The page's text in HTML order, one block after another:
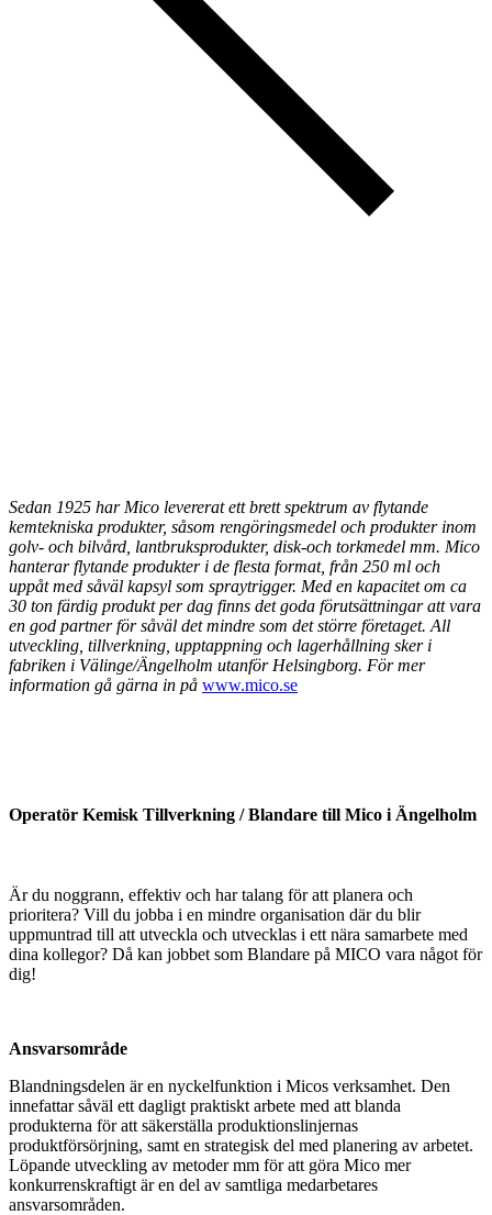
Sedan 1925 har Mico levererat ett brett spektrum av flytande
kemtekniska produkter, såsom rengöringsmedel och produkter inom
golv- och bilvård, lantbruksprodukter, disk-och torkmedel mm. Mico
hanterar flytande produkter i de flesta format, från 250 ml och
uppåt med såväl kapsyl som spraytrigger. Med en kapacitet om ca
30 ton färdig produkt per dag finns det goda förutsättningar att vara
en god partner för såväl det mindre som det större företaget. All
utveckling, tillverkning, upptappning och lagerhållning sker i
fabriken i Välinge/Ängelholm utanför Helsingborg. För mer
information gå gärna in på www.mico.se
Operatör Kemisk Tillverkning / Blandare till Mico i Ängelholm
Är du noggrann, effektiv och har talang för att planera och
prioritera? Vill du jobba i en mindre organisation där du blir
uppmuntrad till att utveckla och utvecklas i ett nära samarbete med
dina kollegor? Då kan jobbet som Blandare på MICO vara något för
dig!
Ansvarsområde
Blandningsdelen är en nyckelfunktion i Micos verksamhet. Den
innefattar såväl ett dagligt praktiskt arbete med att blanda
produkterna för att säkerställa produktionslinjernas
produktförsörjning, samt en strategisk del med planering av arbetet.
Löpande utveckling av metoder mm för att göra Mico mer
konkurrenskraftigt är en del av samtliga medarbetares
ansvarsområden.